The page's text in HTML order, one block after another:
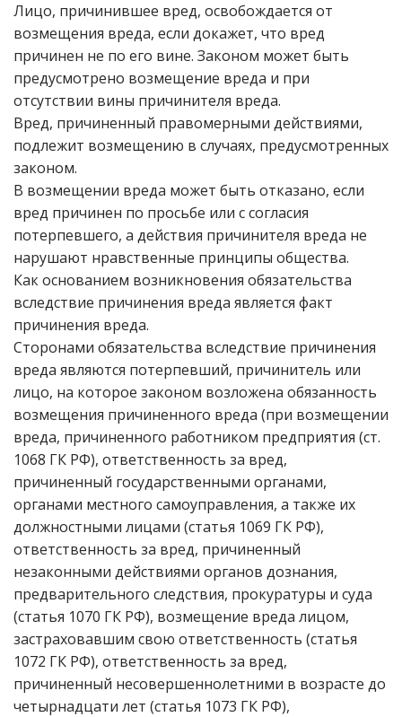
Лицо, причинившее вред, освобождается от
возмещения вреда, если докажет, что вред
причинен не по его вине. Законом может быть
предусмотрено возмещение вреда и при
отсутствии вины причинителя вреда.
Вред, причиненный правомерными действиями,
подлежит возмещению в случаях, предусмотренных
законом.
В возмещении вреда может быть отказано, если
вред причинен по просьбе или с согласия
потерпевшего, а действия причинителя вреда не
нарушают нравственные принципы общества.
Как основанием возникновения обязательства
вследствие причинения вреда является факт
причинения вреда.
Сторонами обязательства вследствие причинения
вреда являются потерпевший, причинитель или
лицо, на которое законом возложена обязанность
возмещения причиненного вреда (при возмещении
вреда, причиненного работником предприятия (ст.
1068 ГК РФ), ответственность за вред,
причиненный государственными органами,
органами местного самоуправления, а также их
должностными лицами (статья 1069 ГК РФ),
ответственность за вред, причиненный
незаконными действиями органов дознания,
предварительного следствия, прокуратуры и суда
(статья 1070 ГК РФ), возмещение вреда лицом,
застраховавшим свою ответственность (статья
1072 ГК РФ), ответственность за вред,
причиненный несовершеннолетними в возрасте до
четырнадцати лет (статья 1073 ГК РФ),